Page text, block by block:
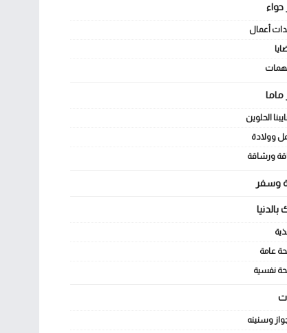
أعمال
الحلوين
وولادة
ورشاقة
وسفر
عامة
نفسية
وسنينه